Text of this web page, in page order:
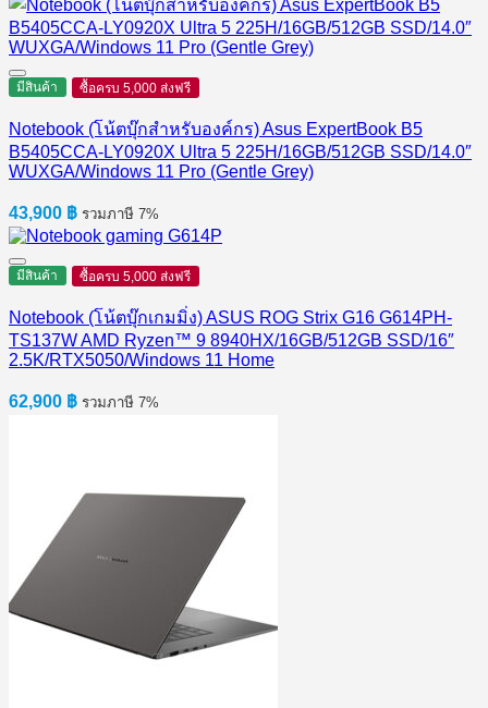
มีสินค้า ซื้อครบ 5,000 ส่งฟรี
Notebook (โน้ตบุ๊กสำหรับองค์กร) Asus ExpertBook B5
B5405CCA-LY0920X Ultra 5 225H/16GB/512GB SSD/14.0″
WUXGA/Windows 11 Pro (Gentle Grey)
43,900 ฿ รวมภาษี 7%
มีสินค้า ซื้อครบ 5,000 ส่งฟรี
Notebook (โน้ตบุ๊กเกมมิ่ง) ASUS ROG Strix G16 G614PH-
TS137W AMD Ryzen™ 9 8940HX/16GB/512GB SSD/16″
2.5K/RTX5050/Windows 11 Home
62,900 ฿ รวมภาษี 7%